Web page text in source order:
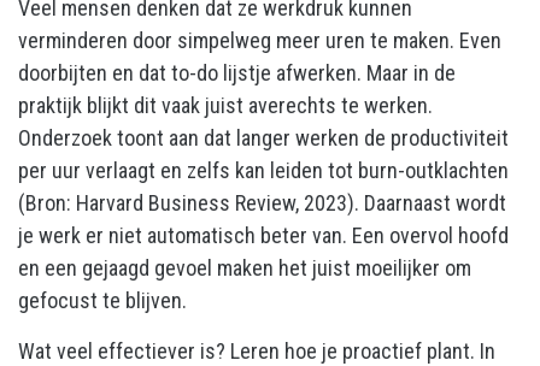
Veel mensen denken dat ze werkdruk kunnen
verminderen door simpelweg meer uren te maken. Even
doorbijten en dat to-do lijstje afwerken. Maar in de
praktijk blijkt dit vaak juist averechts te werken.
Onderzoek toont aan dat langer werken de productiviteit
per uur verlaagt en zelfs kan leiden tot burn-outklachten
(Bron: Harvard Business Review, 2023). Daarnaast wordt
je werk er niet automatisch beter van. Een overvol hoofd
en een gejaagd gevoel maken het juist moeilijker om
gefocust te blijven.
Wat veel effectiever is? Leren hoe je proactief plant. In